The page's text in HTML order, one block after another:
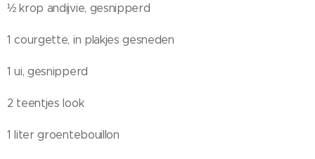
½ krop andijvie, gesnipperd
1 courgette, in plakjes gesneden
1 ui, gesnipperd
2 teentjes look
1 liter groentebouillon